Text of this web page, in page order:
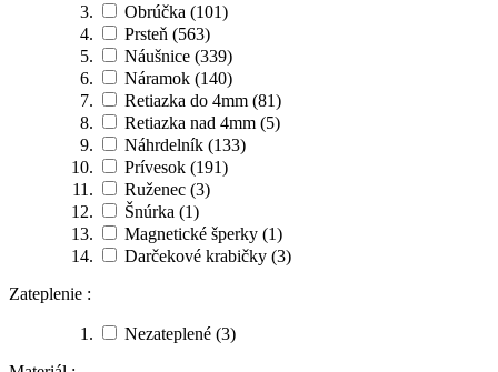
Obrúčka (101)
Prsteň (563)
Náušnice (339)
Náramok (140)
Retiazka do 4mm (81)
Retiazka nad 4mm (5)
Náhrdelník (133)
Prívesok (191)
Ruženec (3)
Šnúrka (1)
Magnetické šperky (1)
Darčekové krabičky (3)
Zateplenie :
Nezateplené (3)